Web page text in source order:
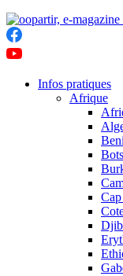
Infos pratiques
Afrique